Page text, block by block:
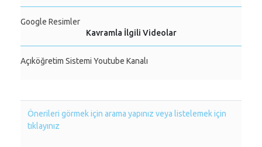
Google Resimler
Kavramla İlgili Videolar
Açıköğretim Sistemi Youtube Kanalı
Önerileri görmek için arama yapınız veya listelemek için
tıklayınız